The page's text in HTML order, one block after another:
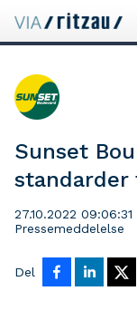
Sunset
27.10.2022 09:06:31
Pressemeddelelse
Del